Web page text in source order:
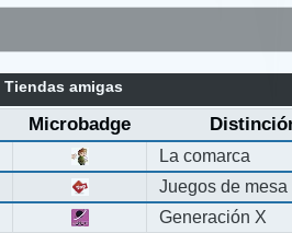
amigas
Microbadge
La comarca
Juegos de mesa
Generación X